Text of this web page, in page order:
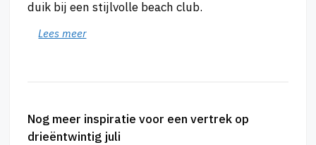
duik bij een stijlvolle beach club.
Lees meer
Nog meer inspiratie voor een vertrek op
drieëntwintig juli